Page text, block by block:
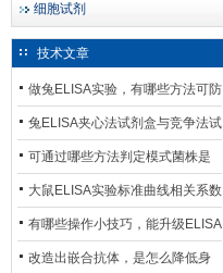
细胞试剂
技术文章
做兔ELISA实验，有哪些方法可防
止平台效应发生？
兔ELISA夹心法试剂盒与竞争法试
剂盒，适用检测场景存在哪些差
异？
可通过哪些方法判定模式菌株是
否存在杂菌污染？
大鼠ELISA实验标准曲线相关系数
偏低，可从哪些维度开展问题排
查？
有哪些操作小技巧，能升级ELISA
的LOD与LOQ性能？
改造出嵌合抗体，是怎么降低身